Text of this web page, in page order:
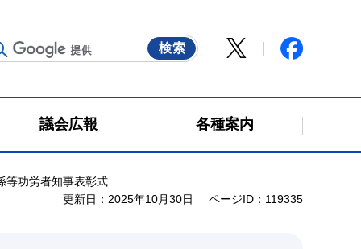
議会広報 各種案内
等功労者知事表彰式
更新日：2025年10月30日
ページID：119335